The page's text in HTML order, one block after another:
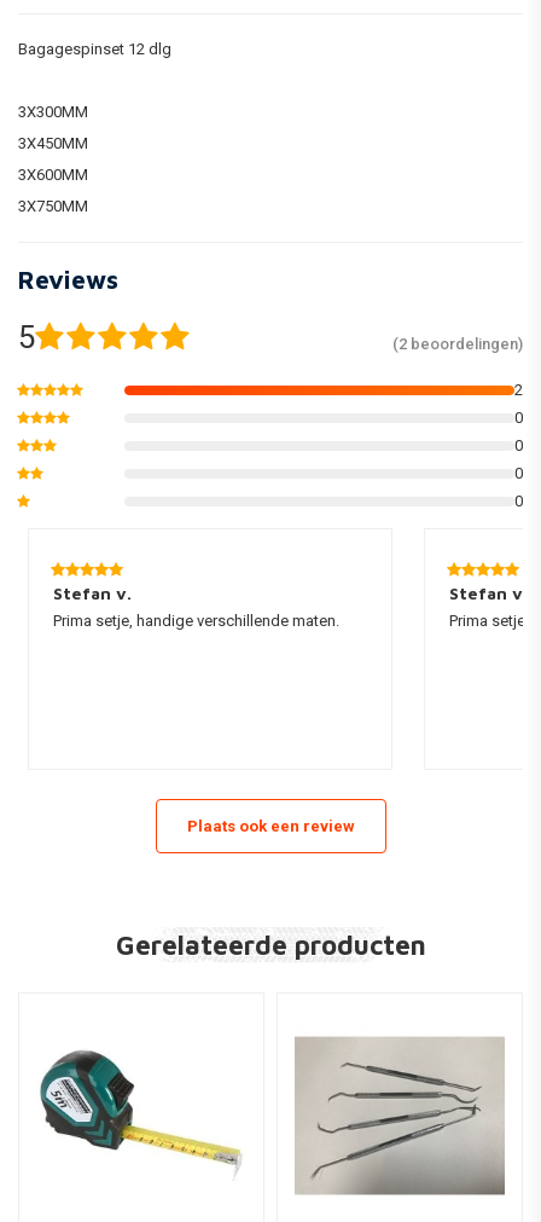
Bagagespinset 12 dlg
3X300MM
3X450MM
3X600MM
3X750MM
Reviews
5 (2 beoordelingen)
2
0
0
0
0
Stefan v.
Prima setje, handige verschillende maten.
Stefan v.
Prima setje,
Plaats ook een review
Gerelateerde producten